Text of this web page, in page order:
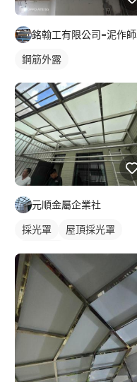
銘翰
鋼筋外露
元順金屬企業社
採光罩
屋頂採光罩